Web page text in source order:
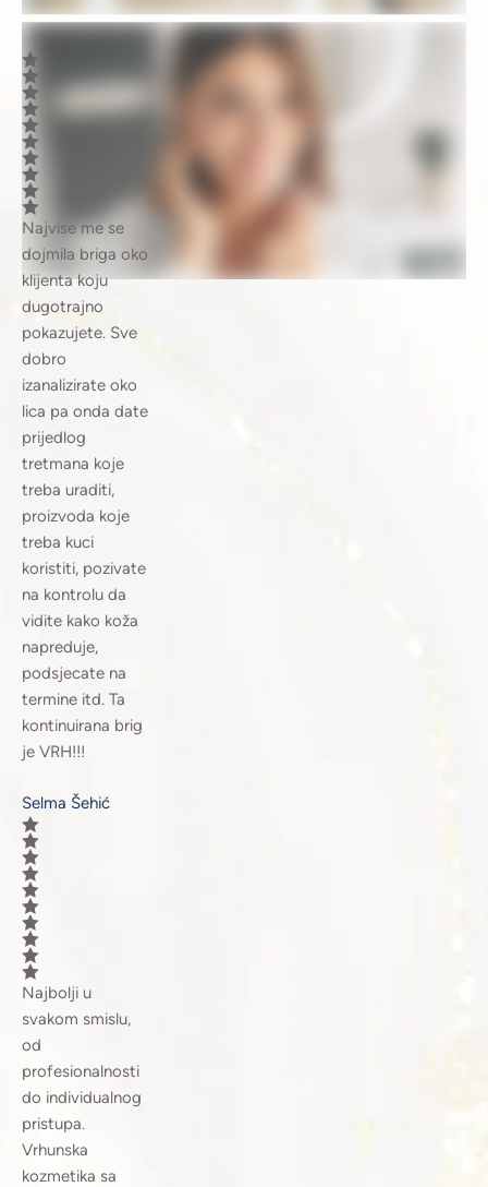
Najvise me se
dojmila briga oko
klijenta koju
dugotrajno
pokazujete. Sve
dobro
izanalizirate oko
lica pa onda date
prijedlog
tretmana koje
treba uraditi,
proizvoda koje
treba kuci
koristiti, pozivate
na kontrolu da
vidite kako koža
napreduje,
podsjecate na
termine itd. Ta
kontinuirana brig
je VRH!!!
Selma Šehić
Najbolji u
svakom smislu,
od
profesionalnosti
do individualnog
pristupa.
Vrhunska
kozmetika sa